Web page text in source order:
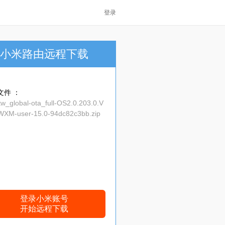
登录
小米路由远程下载
件 ：
ota_full-OS2.0.203.0.V
user-15.0-94dc82c3bb.zip
登录小米账号
开始远程下载